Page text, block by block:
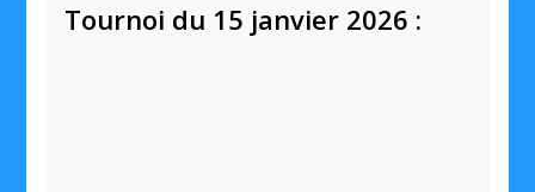
Tournoi du 15 janvier 2026 :